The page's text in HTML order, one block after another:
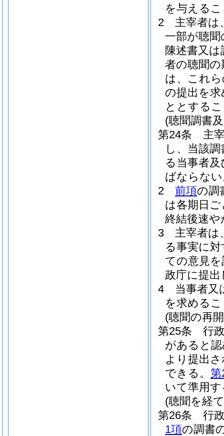
を与える
2
主宰者は
一部が聴
陳述書又
者の聴聞
は、これ
の提出を
ととする
(聴聞調書
第24条
主
し、当該
る当事者
ばならな
2
前項の調
は各期日
終結後速
3
主宰者は
る事実に
ての意見
政庁に提
4
当事者又
を求める
(聴聞の再
第25条
行
があると
より提出
できる。 第
いて準用
(聴聞を経
第26条
行
1項の調書